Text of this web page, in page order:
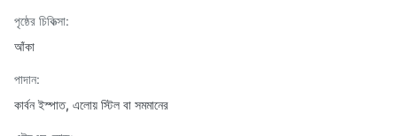
পৃষ্ঠের চিকিত্সা:
আঁকা
পাদান:
কার্বন ইস্পাত, এলোয় স্টিল বা সমমানের